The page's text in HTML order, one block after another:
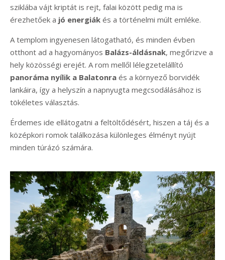
sziklába vájt kriptát is rejt, falai között pedig ma is
érezhetőek a jó energiák és a történelmi múlt emléke.
A templom ingyenesen látogatható, és minden évben
otthont ad a hagyományos Balázs-áldásnak, megőrizve a
hely közösségi erejét. A rom mellől lélegzetelállító
panoráma nyílik a Balatonra és a környező borvidék
lankáira, így a helyszín a napnyugta megcsodálásához is
tökéletes választás.
Érdemes ide ellátogatni a feltöltődésért, hiszen a táj és a
középkori romok találkozása különleges élményt nyújt
minden túrázó számára.